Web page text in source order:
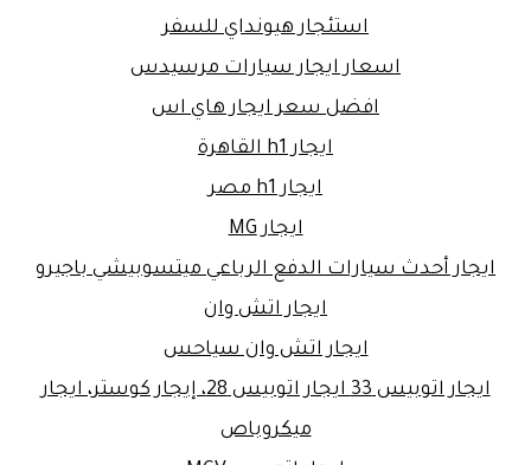
استئجار هيونداي للسفر
اسعار ايجار سيارات مرسيدس
افضل سعر ايجار هاي اس
ايجار h1 القاهرة
ايجار h1 مصر
ايجار MG
ايجار أحدث سيارات الدفع الرباعي ميتسوبيشي باجيرو
ايجار اتش وان
ايجار اتش وان سياحس
ايجار اتوبيس 33 ايجار اتوبيس 28، إيجار كوستر، ايجار
ميكروباص